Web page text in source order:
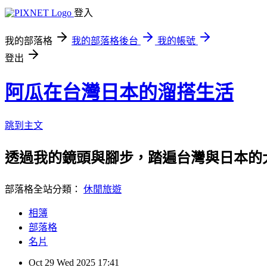
登入
我的部落格 我的部落格後台
我的帳號
登出
阿瓜在台灣日本的溜搭生活
跳到主文
透過我的鏡頭與腳步，踏遍台灣與日本的
部落格全站分類： 休閒旅遊
相簿
部落格
名片
Oct 29 Wed 2025 17:41